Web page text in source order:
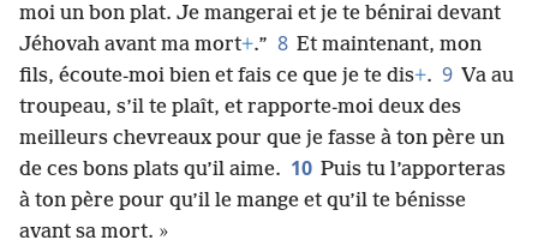
moi un bon plat. Je mangerai et je te bénirai devant
Jéhovah avant ma mort+.” 8 Et maintenant, mon
fils, écoute-moi bien et fais ce que je te dis+. 9 Va au
troupeau, s’il te plaît, et rapporte-moi deux des
meilleurs chevreaux pour que je fasse à ton père un
de ces bons plats qu’il aime. 10 Puis tu l’apporteras
à ton père pour qu’il le mange et qu’il te bénisse
avant sa mort. »